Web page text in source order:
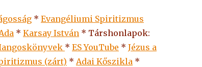
* Evangéliumi Spiritizmus
* Karsay István * Társhonlapok:
* ESYouTube * Jézus a
(zárt) * Adai Kőszikla *